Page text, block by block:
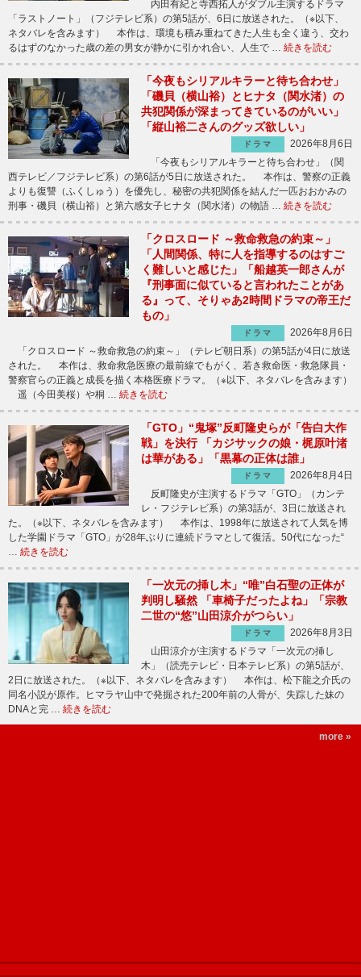
内田有紀と寺西拓人がダブル主演するドラマ
「ラストノート」（フジテレビ系）の第5話が、6日に放送された。（※以下、
ネタバレを含みます） 本作は、環境も積み重ねてきた人生も全く違う、交わ
るはずのなかった歳の差の男女が静かに引かれ合い、人生で … 続きを読む
「今夜もシリアルキラーと待ち合わせ」
「磯貝（横山裕）とヒナタ（関水渚）の
共犯関係が深まってきているのがいい」
「縦山裕二さんのグッズ欲しい」
ドラマ
2026年8月6日
「今夜もシリアルキラーと待ち合わせ」（関
西テレビ／フジテレビ系）の第6話が5日に放送された。 本作は、警察の正義
よりも復讐（ふくしゅう）を優先し、秘密の共犯関係を結んだ一匹おおかみの
刑事・磯貝（横山裕）と第六感女子ヒナタ（関水渚）の物語 … 続きを読む
「クロスロード ～救命救急の約束～」
「人間関係、特に人を指導するのはすご
く難しいと感じた」「船越英一郎さんが
『刑事面に似ていると言われたことがあ
る』って、そりゃあ2時間ドラマの帝王だ
もの」
ドラマ
2026年8月6日
「クロスロード ～救命救急の約束～」（テレビ朝日系）の第5話が4日に放送
された。 本作は、救命救急医療の最前線でもがく、若き救命医・救急隊員・
警察官らの正義と成長を描く本格医療ドラマ。（※以下、ネタバレを含みます）
遥（今田美桜）や桐 … 続きを読む
「GTO」“鬼塚”反町隆史らが「告白大作
戦」を決行 「カジサックの娘・梶原叶渚
は華がある」「黒幕の正体は誰」
ドラマ
2026年8月4日
反町隆史が主演するドラマ「GTO」（カンテ
レ・フジテレビ系）の第3話が、3日に放送され
た。（※以下、ネタバレを含みます） 本作は、1998年に放送されて人気を博
した学園ドラマ「GTO」が28年ぶりに連続ドラマとして復活。50代になった“
… 続きを読む
「一次元の挿し木」“唯”白石聖の正体が
判明し騒然 「車椅子だったよね」「宗教
二世の“悠”山田涼介がつらい」
ドラマ
2026年8月3日
山田涼介が主演するドラマ「一次元の挿し
木」（読売テレビ・日本テレビ系）の第5話が、
2日に放送された。（※以下、ネタバレを含みます） 本作は、松下龍之介氏の
同名小説が原作。ヒマラヤ山中で発掘された200年前の人骨が、失踪した妹の
DNAと完 … 続きを読む
more »